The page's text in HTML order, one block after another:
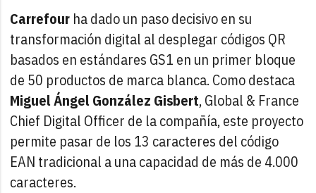
Carrefour ha dado un paso decisivo en su
transformación digital al desplegar códigos QR
basados en estándares GS1 en un primer bloque
de 50 productos de marca blanca. Como destaca
Miguel Ángel González Gisbert, Global & France
Chief Digital Officer de la compañía, este proyecto
permite pasar de los 13 caracteres del código
EAN tradicional a una capacidad de más de 4.000
caracteres.